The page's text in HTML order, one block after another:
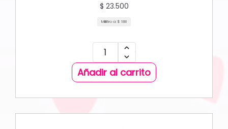
$ 23.500
Mililitro a: $ 188
Añadir al carrito